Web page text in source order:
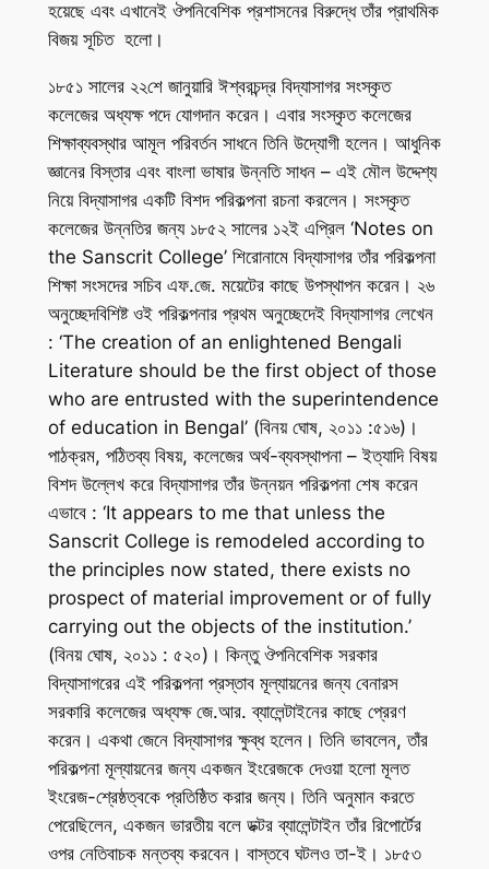
হয়েছে এবং এখানেই ঔপনিবেশিক প্রশাসনের বিরুদ্ধে তাঁর প্রাথমিক
বিজয় সূচিত হলো।
১৮৫১ সালের ২২শে জানুয়ারি ঈশ্বরচন্দ্র বিদ্যাসাগর সংস্কৃত
কলেজের অধ্যক্ষ পদে যোগদান করেন। এবার সংস্কৃত কলেজের
শিক্ষাব্যবস্থার আমূল পরিবর্তন সাধনে তিনি উদ্যোগী হলেন। আধুনিক
জ্ঞানের বিস্তার এবং বাংলা ভাষার উন্নতি সাধন – এই মৌল উদ্দেশ্য
নিয়ে বিদ্যাসাগর একটি বিশদ পরিকল্পনা রচনা করলেন। সংস্কৃত
কলেজের উন্নতির জন্য ১৮৫২ সালের ১২ই এপ্রিল ‘Notes on
the Sanscrit College’ শিরোনামে বিদ্যাসাগর তাঁর পরিকল্পনা
শিক্ষা সংসদের সচিব এফ.জে. ময়েটের কাছে উপস্থাপন করেন। ২৬
অনুচ্ছেদবিশিষ্ট ওই পরিকল্পনার প্রথম অনুচ্ছেদেই বিদ্যাসাগর লেখেন
: ‘The creation of an enlightened Bengali
Literature should be the first object of those
who are entrusted with the superintendence
of education in Bengal’ (বিনয় ঘোষ, ২০১১ :৫১৬)।
পাঠক্রম, পঠিতব্য বিষয়, কলেজের অর্থ-ব্যবস্থাপনা – ইত্যাদি বিষয়
বিশদ উল্লেখ করে বিদ্যাসাগর তাঁর উন্নয়ন পরিকল্পনা শেষ করেন
এভাবে : ‘It appears to me that unless the
Sanscrit College is remodeled according to
the principles now stated, there exists no
prospect of material improvement or of fully
carrying out the objects of the institution.’
(বিনয় ঘোষ, ২০১১ : ৫২০)। কিন্তু ঔপনিবেশিক সরকার
বিদ্যাসাগরের এই পরিকল্পনা প্রস্তাব মূল্যায়নের জন্য বেনারস
সরকারি কলেজের অধ্যক্ষ জে.আর. ব্যালেন্টাইনের কাছে প্রেরণ
করেন। একথা জেনে বিদ্যাসাগর ক্ষুব্ধ হলেন। তিনি ভাবলেন, তাঁর
পরিকল্পনা মূল্যায়নের জন্য একজন ইংরেজকে দেওয়া হলো মূলত
ইংরেজ-শ্রেষ্ঠত্বকে প্রতিষ্ঠিত করার জন্য। তিনি অনুমান করতে
পেরেছিলেন, একজন ভারতীয় বলে ডক্টর ব্যালেন্টাইন তাঁর রিপোর্টের
ওপর নেতিবাচক মন্তব্য করবেন। বাস্তবে ঘটলও তা-ই। ১৮৫৩